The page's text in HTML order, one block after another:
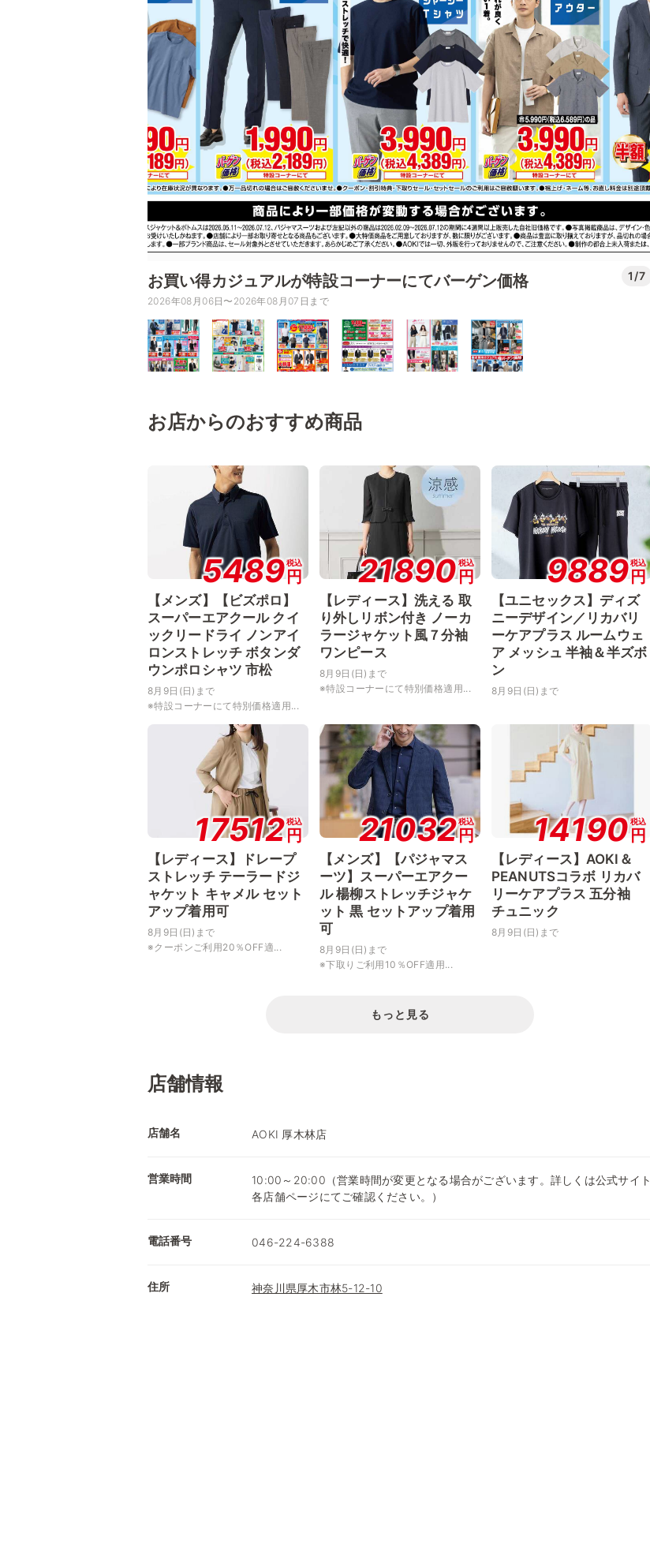
お買い得カジュアルが特設コーナーにてバーゲン価格 1/7
2026年08月06日〜2026年08月07日まで
お店からのおすすめ商品
5489税込
円
【メンズ】【ビズポロ】
スーパーエアクール クイ
ックリードライ ノンアイ
ロンストレッチ ボタンダ
ウンポロシャツ 市松
8月9日(日)まで
※特設コーナーにて特別価格適用...
21890税込
円
【レディース】洗える 取
り外しリボン付き ノーカ
ラージャケット風７分袖
ワンピース
8月9日(日)まで
※特設コーナーにて特別価格適用...
9889税込
円
【ユニセックス】ディズ
ニーデザイン／リカバリ
ーケアプラス ルームウェ
ア メッシュ 半袖＆半ズボ
ン
8月9日(日)まで
17512税込
円
【レディース】ドレープ
ストレッチ テーラードジ
ャケット キャメル セット
アップ着用可
8月9日(日)まで
※クーポンご利用20％OFF適...
21032税込
円
【メンズ】【パジャマス
ーツ】スーパーエアクー
ル 楊柳ストレッチジャケ
ット 黒 セットアップ着用
可
8月9日(日)まで
※下取りご利用10％OFF適用...
14190税込
円
【レディース】AOKI＆
PEANUTSコラボ リカバ
リーケアプラス 五分袖
チュニック
8月9日(日)まで
もっと見る
店舗情報
店舗名 AOKI 厚木林店
営業時間
10:00～20:00（営業時間が変更となる場合がございます。詳しくは公式サイト
各店舗ページにてご確認ください。）
電話番号 046-224-6388
住所 神奈川県厚木市林5-12-10